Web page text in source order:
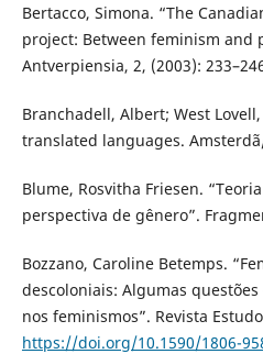
Bertacco, Simona. “The
project: Between feminism and
Antverpiensia, 2, (2003):
Branchadell, Albert; West
translated languages.
Blume, Rosvitha Friesen.
perspectiva de gênero”.
Bozzano, Caroline Betemps.
descoloniais: Algumas
nos feminismos”. Revista
https://doi.org/10.1590/1806-